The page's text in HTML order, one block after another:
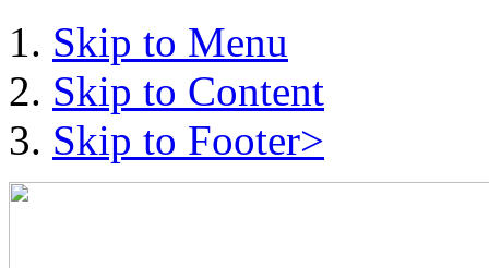
Skip to Menu
Skip to Content
Skip to Footer>